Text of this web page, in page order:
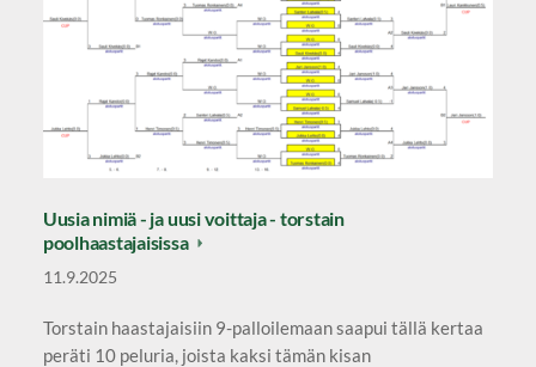
Uusia nimiä - ja uusi voittaja - torstain
poolhaastajaisissa
11.9.2025
Torstain haastajaisiin 9-palloilemaan saapui tällä kertaa
peräti 10 peluria, joista kaksi tämän kisan